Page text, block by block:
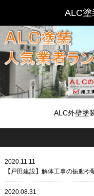
ALC外壁塗
2020.11.11
【戸田建設】解体工事の振動
2020.08.31